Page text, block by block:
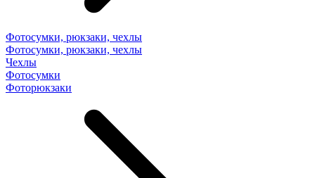
Фотосумки, рюкзаки, чехлы
Фотосумки, рюкзаки, чехлы
Чехлы
Фотосумки
Фоторюкзаки